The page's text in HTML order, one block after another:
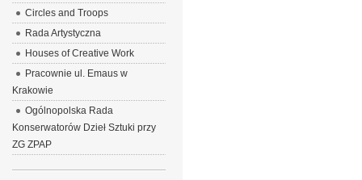
Circles and Troops
Rada Artystyczna
Houses of Creative Work
Pracownie ul. Emaus w
Krakowie
Ogólnopolska Rada
Konserwatorów Dzieł Sztuki przy
ZG ZPAP